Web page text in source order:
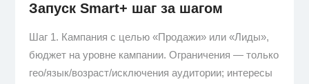
Запуск Smart+ шаг за шагом
Шаг 1. Кампания с целью «Продажи» или «Лиды»,
бюджет на уровне кампании. Ограничения — только
гео/язык/возраст/исключения аудитории; интересы